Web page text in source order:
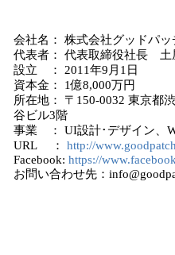
会社名： 株式会社グッドパッ
代表者： 代表取締役社長
設立 ： 2011年9月1日
資本金： 1億8,000万円
所在地： 〒150-0032 東京都
谷ビル3階
事業 ： UI設計･デザイン、
URL ： http://
Facebook: https://
お問い合わせ先：